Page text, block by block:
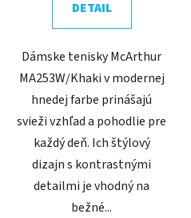
DETAIL
Dámske tenisky McArthur
MA253W/Khaki v modernej
hnedej farbe prinášajú
svieži vzhľad a pohodlie pre
každý deň. Ich štýlový
dizajn s kontrastnými
detailmi je vhodný na
bežné...